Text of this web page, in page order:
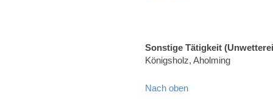
Sonstige Tätigkeit
Königsholz, Aholming
Nach oben